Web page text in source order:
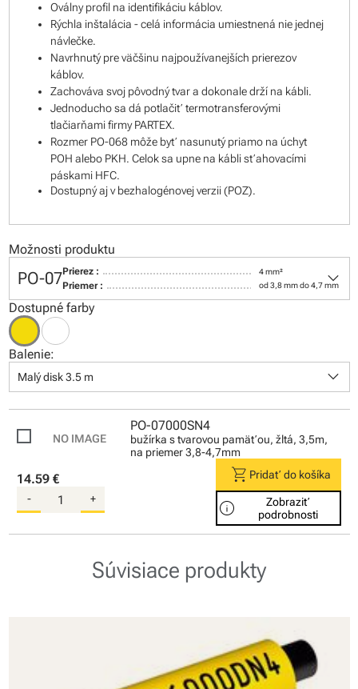
Oválny profil na identifikáciu káblov.
Rýchla inštalácia - celá informácia umiestnená nie jednej
návlečke.
Navrhnutý pre väčšinu najpoužívanejších prierezov
káblov.
Zachováva svoj pôvodný tvar a dokonale drží na kábli.
Jednoducho sa dá potlačiť termotransferovými
tlačiarňami firmy PARTEX.
Rozmer PO-068 môže byť nasunutý priamo na úchyt
POH alebo PKH. Celok sa upne na kábli sťahovacími
páskami HFC.
Dostupný aj v bezhalogénovej verzii (POZ).
Možnosti produktu
PO-07Prierez : 4 mm²
Priemer : od 3,8 mm do 4,7 mm
keyboard_arrow_down
Dostupné farby
Balenie:
Malý disk 3.5 m keyboard_arrow_down
PO-07000SN4
bužírka s tvarovou pamäťou, žltá, 3,5m,
na priemer 3,8-4,7mm
14.59 €
- +
shopping_cart Pridať do košíka
info
Zobraziť
podrobnosti
Súvisiace produkty